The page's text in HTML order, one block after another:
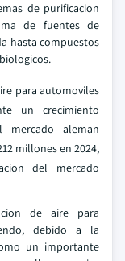
de purificacion
de fuentes de
hasta compuestos
para automoviles
un crecimiento
mercado aleman
millones en 2024,
del mercado
de aire para
debido a la
un importante